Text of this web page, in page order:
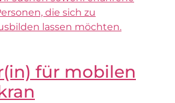
die sich zu
lassen möchten.
für mobilen